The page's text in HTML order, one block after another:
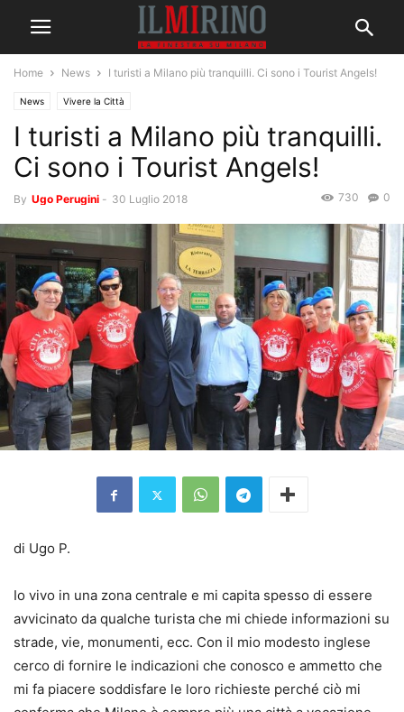
Home News I turisti a Milano più tranquilli. Ci sono i Tourist Angels!
News Vivere la Città
I turisti a Milano più tranquilli.
Ci sono i Tourist Angels!
By Ugo Perugini - 30 Luglio 2018 0
730
di Ugo P.
Io vivo in una zona centrale e mi capita spesso di essere
avvicinato da qualche turista che mi chiede informazioni su
strade, vie, monumenti, ecc. Con il mio modesto inglese
cerco di fornire le indicazioni che conosco e ammetto che
mi fa piacere soddisfare le loro richieste perché ciò mi